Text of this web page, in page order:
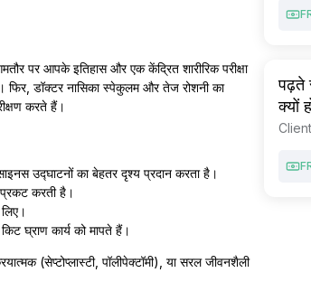
पर आपके इतिहास और एक केंद्रित शारीरिक परीक्षा
डॉक्टर नासिका स्पेकुलम और तेज रोशनी का
करते हैं।
उद्घाटनों का बेहतर दृश्य प्रदान करता है।
करती है।
घ्राण कार्य को मापते हैं।
(सेप्टोप्लास्टी, पॉलीपेक्टॉमी), या सरल जीवनशैली
पढ़ते
क्यों